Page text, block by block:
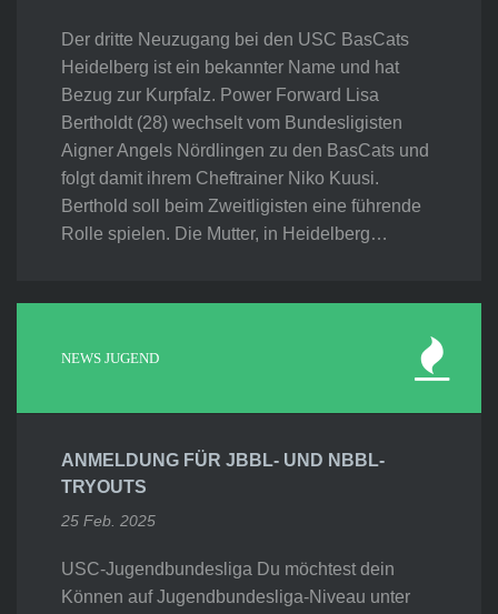
Der dritte Neuzugang bei den USC BasCats
Heidelberg ist ein bekannter Name und hat
Bezug zur Kurpfalz. Power Forward Lisa
Bertholdt (28) wechselt vom Bundesligisten
Aigner Angels Nördlingen zu den BasCats und
folgt damit ihrem Cheftrainer Niko Kuusi.
Berthold soll beim Zweitligisten eine führende
Rolle spielen. Die Mutter, in Heidelberg…
NEWS JUGEND
ANMELDUNG FÜR JBBL- UND NBBL-
TRYOUTS
25 Feb. 2025
USC-Jugendbundesliga Du möchtest dein
Können auf Jugendbundesliga-Niveau unter